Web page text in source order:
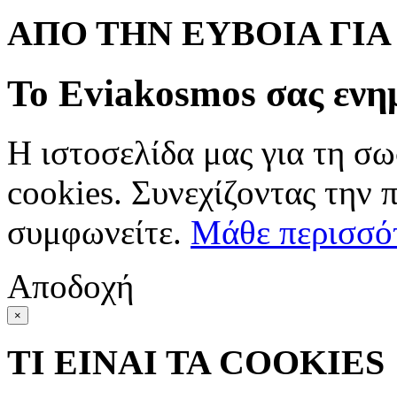
ΑΠΟ ΤΗΝ ΕΥΒΟΙΑ
Το Eviakosmos σας
Η ιστοσελίδα μας για τη
cookies. Συνεχίζοντας την
συμφωνείτε. Μάθε
Αποδοχή
×
ΤΙ ΕΙΝΑΙ ΤΑ COOKIES